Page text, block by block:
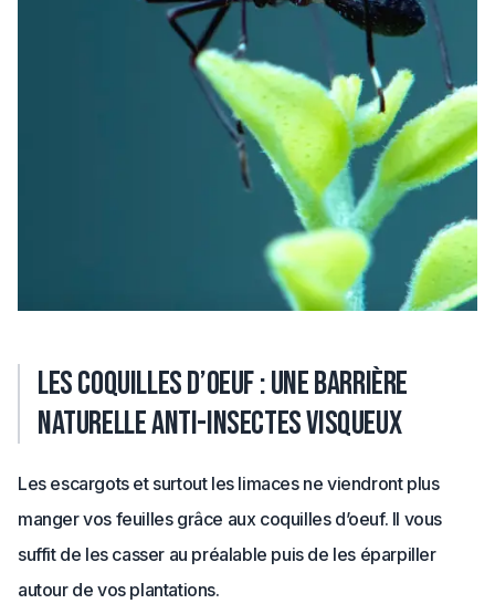
Les coquilles d’oeuf : une barrière
naturelle anti-insectes visqueux
Les escargots et surtout les limaces ne viendront plus
manger vos feuilles grâce aux coquilles d’oeuf. Il vous
suffit de les casser au préalable puis de les éparpiller
autour de vos plantations.